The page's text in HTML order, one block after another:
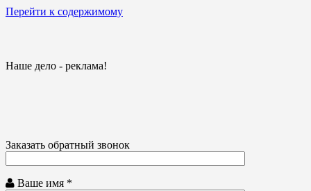
Перейти к содержимому
Наше дело - реклама!
Заказать обратный звонок
Ваше имя *